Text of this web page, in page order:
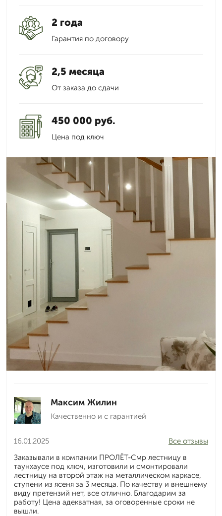
2 года
Гарантия по договору
2,5 месяца
От заказа до сдачи
450 000 руб.
Цена под ключ
Максим Жилин
Качественно и с гарантией
16.01.2025
Все отзывы
Заказывали в компании ПРОЛЁТ-Смр лестницу в
таунхаусе под ключ, изготовили и смонтировали
лестницу на второй этаж на металлическом каркасе,
ступени из ясеня за 3 месяца. По качеству и внешнему
виду претензий нет, все отлично. Благодарим за
работу! Цена адекватная, за оговоренные сроки не
вышли.